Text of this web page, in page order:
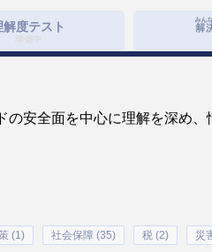
解度テスト
準備中
安全面を中心に理解を深め
(1) 社会保障 (35) 税 (2) 災